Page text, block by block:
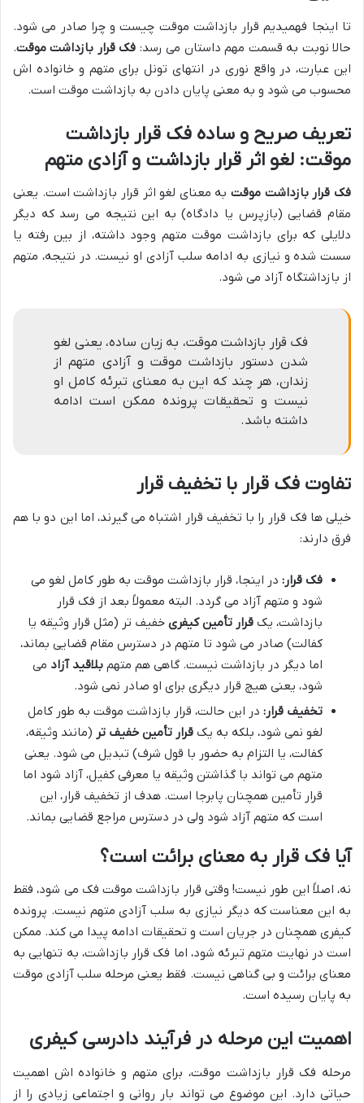
تا اینجا فهمیدیم قرار بازداشت موقت چیست و چرا صادر می شود.
حالا نوبت به قسمت مهم داستان می رسد: فک قرار بازداشت موقت.
این عبارت، در واقع نوری در انتهای تونل برای متهم و خانواده اش
محسوب می شود و به معنی پایان دادن به بازداشت موقت است.
تعریف صریح و ساده فک قرار بازداشت
موقت: لغو اثر قرار بازداشت و آزادی متهم
فک قرار بازداشت موقتبه معنای لغو اثر قرار بازداشت است. یعنی
مقام قضایی (بازپرس یا دادگاه) به این نتیجه می رسد که دیگر
دلایلی که برای بازداشت موقت متهم وجود داشته، از بین رفته یا
سست شده و نیازی به ادامه سلب آزادی او نیست. در نتیجه، متهم
از بازداشتگاه آزاد می شود.
فک قرار بازداشت موقت، به زبان ساده، یعنی لغو
شدن دستور بازداشت موقت و آزادی متهم از
زندان، هر چند که این به معنای تبرئه کامل او
نیست و تحقیقات پرونده ممکن است ادامه
داشته باشد.
تفاوت فک قرار با تخفیف قرار
خیلی ها فک قرار را با تخفیف قرار اشتباه می گیرند، اما این دو با هم
فرق دارند:
فک قرار: در اینجا، قرار بازداشت موقت به طور کامل لغو می
شود و متهم آزاد می گردد. البته معمولاً بعد از فک قرار
بازداشت، یک قرار تأمین کیفری خفیف تر (مثل قرار وثیقه یا
کفالت) صادر می شود تا متهم در دسترس مقام قضایی بماند،
اما دیگر در بازداشت نیست. گاهی هم متهم بلاقید آزاد می
شود، یعنی هیچ قرار دیگری برای او صادر نمی شود.
تخفیف قرار: در این حالت، قرار بازداشت موقت به طور کامل
لغو نمی شود، بلکه به یک قرار تأمین خفیف تر (مانند وثیقه،
کفالت، یا التزام به حضور با قول شرف) تبدیل می شود. یعنی
متهم می تواند با گذاشتن وثیقه یا معرفی کفیل، آزاد شود اما
قرار تأمین همچنان پابرجا است. هدف از تخفیف قرار، این
است که متهم آزاد شود ولی در دسترس مراجع قضایی بماند.
آیا فک قرار به معنای برائت است؟
نه، اصلاً این طور نیست! وقتی قرار بازداشت موقت فک می شود، فقط
به این معناست که دیگر نیازی به سلب آزادی متهم نیست. پرونده
کیفری همچنان در جریان است و تحقیقات ادامه پیدا می کند. ممکن
است در نهایت متهم تبرئه شود، اما فک قرار بازداشت، به تنهایی به
معنای برائت و بی گناهی نیست. فقط یعنی مرحله سلب آزادی موقت
به پایان رسیده است.
اهمیت این مرحله در فرآیند دادرسی کیفری
مرحله فک قرار بازداشت موقت، برای متهم و خانواده اش اهمیت
حیاتی دارد. این موضوع می تواند بار روانی و اجتماعی زیادی را از